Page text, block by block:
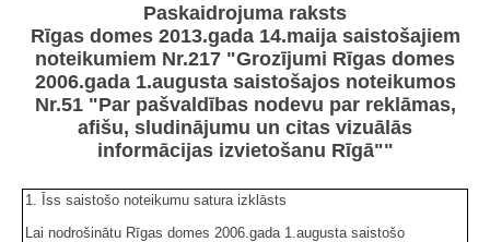
Paskaidrojuma raksts
Rīgas domes 2013.gada 14.maija saistošajiem
noteikumiem Nr.217 "Grozījumi Rīgas domes
2006.gada 1.augusta saistošajos noteikumos
Nr.51 "Par pašvaldības nodevu par reklāmas,
afišu, sludinājumu un citas vizuālās
informācijas izvietošanu Rīgā""
1. Īss saistošo noteikumu satura izklāsts
Lai nodrošinātu Rīgas domes 2006.gada 1.augusta saistošo